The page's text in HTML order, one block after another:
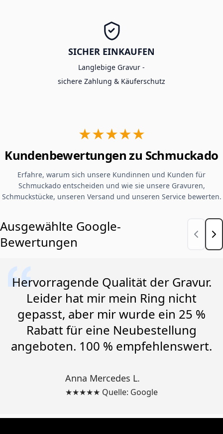
SICHER EINKAUFEN
Langlebige Gravur -
sichere Zahlung & Käuferschutz
★★★★★
Kundenbewertungen zu Schmuckado
Erfahre, warum sich unsere Kundinnen und Kunden für
Schmuckado entscheiden und wie sie unsere Gravuren,
Schmuckstücke, unseren Versand und unseren Service bewerten.
Ausgewählte Google-
Bewertungen
Hervorragende Qualität der Gravur.
Leider hat mir mein Ring nicht
gepasst, aber mir wurde ein 25 %
Rabatt für eine Neubestellung
angeboten. 100 % empfehlenswert.
Anna Mercedes L.
★★★★★ Quelle: Google